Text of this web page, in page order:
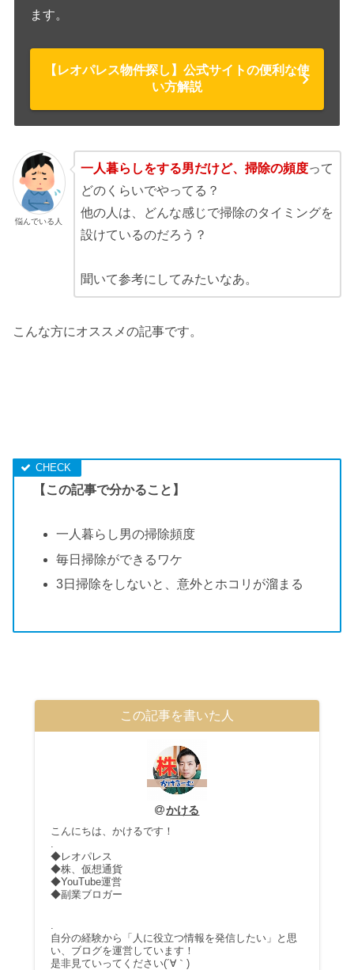
ます。
【レオパレス物件探し】公式サイトの便利な使
い方解説
悩んでいる人
一人暮らしをする男だけど、掃除の頻度って
どのくらいでやってる？
他の人は、どんな感じで掃除のタイミングを
設けているのだろう？
聞いて参考にしてみたいなあ。
こんな方にオススメの記事です。
【この記事で分かること】
一人暮らし男の掃除頻度
毎日掃除ができるワケ
3日掃除をしないと、意外とホコリが溜まる
この記事を書いた人
かける
こんにちは、かけるです！
◆レオパレス
◆株、仮想通貨
◆YouTube運営
◆副業ブロガー
自分の経験から「人に役立つ情報を発信したい」と思
い、ブログを運営しています！
是非見ていってください(´∀｀)